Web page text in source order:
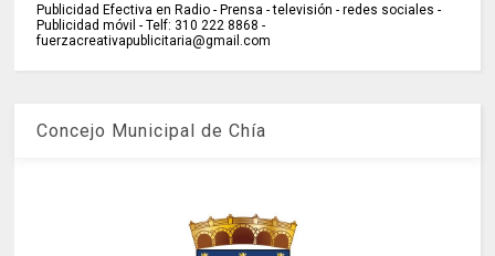
Publicidad Efectiva en Radio - Prensa - televisión - redes sociales -
Publicidad móvil - Telf: 310 222 8868 -
fuerzacreativapublicitaria@gmail.com
Concejo Municipal de Chía